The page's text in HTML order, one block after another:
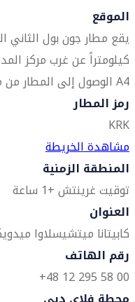
الموقع
كيلومتراً عن غرب مركز
A4 الوصول إلى المطار من مختلف المناطق في بولندا.
رمز المطار
KRK
مشاهدة الخريطة
المنطقة الزمنية
توقيت غرينتش +1 ساعة
العنوان
كابيتانا ميتشيسلاوا
رقم الهاتف
00 58 295 12 48+